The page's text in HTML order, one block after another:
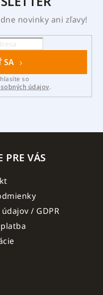
novinky ani zľavy!
SA
údajov.
VÁS
/ GDPR